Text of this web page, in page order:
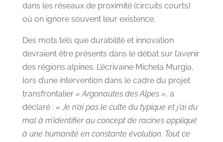
dans les réseaux de proximité (circuits courts)
où on ignore souvent leur existence.
Des mots tels que durabilité et innovation
devraient être présents dans le débat sur l’avenir
des régions alpines. L’écrivaine Michela Murgia,
lors d’une intervention dans le cadre du projet
transfrontalier « Argonautes des Alpes », a
déclaré : « Je n’ai pas le culte du typique et j’ai du
mal à m’identifier au concept de racines appliqué
à une humanité en constante évolution. Tout ce